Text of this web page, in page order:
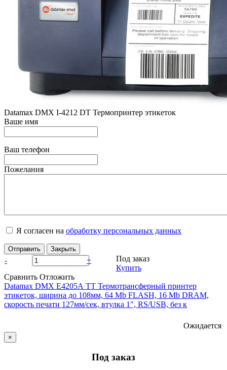
Datamax DMX I-4212 DT Термопринтер этикеток
Ваше имя
Ваш телефон
Пожелания
Я согласен на обработку персональных данных
Отправить Закрыть
- +
Под заказ
Купить
Сравнить Отложить
Datamax DMX E4205А TT Термотрансферный принтер
этикеток, ширина до 108мм, 64 Mb FLASH, 16 Mb DRAM,
скорость печати 127мм/сек, втулка 1", RS/USB, без к
Ожидается
×
Под заказ